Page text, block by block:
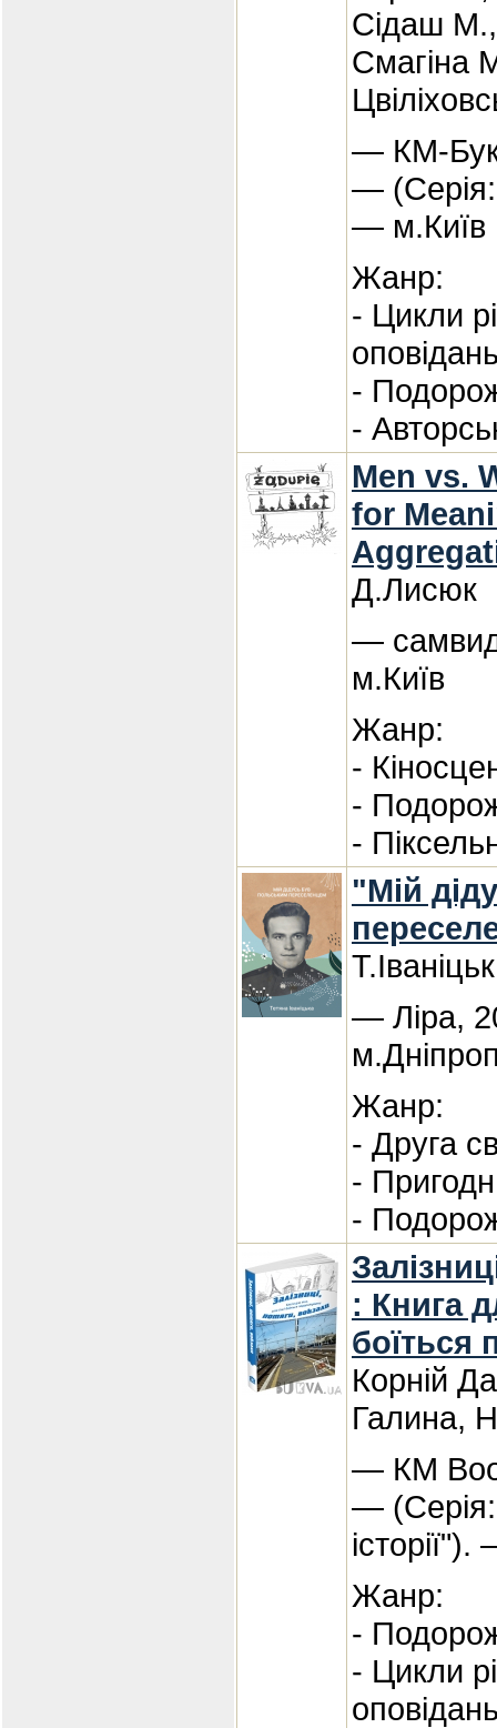
Сідаш
Смагіна
— КМ-
— (Серія:
— м.Київ
Жанр:
- Цикли
-
-
Men vs.
for
Д.Лисюк
—
м.Київ
Жанр:
-
-
-
"Мій
— Ліра,
Жанр:
- Друга
-
-
: Книга
боїться
Корній
Галина,
— КМ
— (Серія:
Жанр:
-
- Цикли